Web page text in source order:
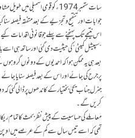
سات ستمبر 1974ء کو قومی
جوابات اور تنقیح و تجزیے کے بعد متفقہ فیصلہ
اس نتیجے تک پہنچنے سے پہلے جو قانونی اقدامات
”سپیشل کمیٹی“ کی حیثیت دی گئی اور ساتھ ہی
بعد ہی یہ ممکن ہوا کہ احمدیوں کے دونوں
پر جرح کی جائے اور اس کے بعد فیصلہ سنایا
جنرل جناب یحیٰ بختیار کے کاندھوں پر ڈالی
کریں گے۔
معاملے کی حساسیت کے پیش نظر بحث کا تمام
تھی کہ اسے تیس سال سے کم کے عرصے میں اوپن